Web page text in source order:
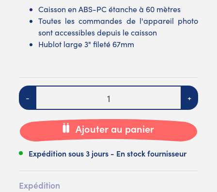
Caisson en ABS-PC étanche à 60 mètres
Toutes les commandes de l'appareil photo
sont accessibles depuis le caisson
Hublot large 3" fileté 67mm
Quantité
- +
Ajouter au panier
Expédition sous 3 jours - En stock fournisseur
Expédition